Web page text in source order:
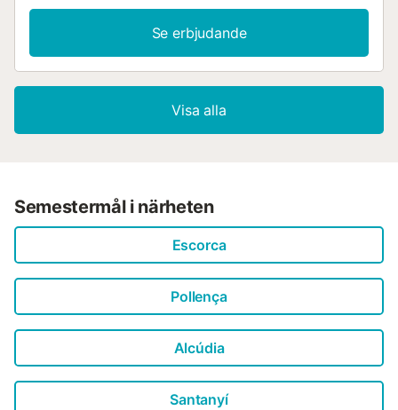
Se erbjudande
Visa alla
Semestermål i närheten
Escorca
Pollença
Alcúdia
Santanyí